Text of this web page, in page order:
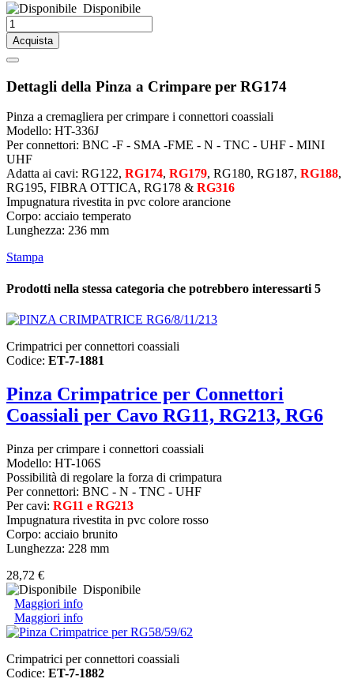
Disponibile
Acquista
Dettagli della Pinza a Crimpare per RG174
Pinza a cremagliera per crimpare i connettori coassiali
Modello: HT-336J
Per connettori: BNC -F - SMA -FME - N - TNC - UHF - MINI
UHF
Adatta ai cavi: RG122, RG174, RG179, RG180, RG187, RG188,
RG195, FIBRA OTTICA, RG178 & RG316
Impugnatura rivestita in pvc colore arancione
Corpo: acciaio temperato
Lunghezza: 236 mm
Stampa
Prodotti nella stessa categoria che potrebbero interessarti 5
Crimpatrici per connettori coassiali
Codice: ET-7-1881
Pinza Crimpatrice per Connettori
Coassiali per Cavo RG11, RG213, RG6
Pinza per crimpare i connettori coassiali
Modello: HT-106S
Possibilità di regolare la forza di crimpatura
Per connettori: BNC - N - TNC - UHF
Per cavi: RG11 e RG213
Impugnatura rivestita in pvc colore rosso
Corpo: acciaio brunito
Lunghezza: 228 mm
28,72 €
Disponibile
Maggiori info
Maggiori info
Crimpatrici per connettori coassiali
Codice: ET-7-1882